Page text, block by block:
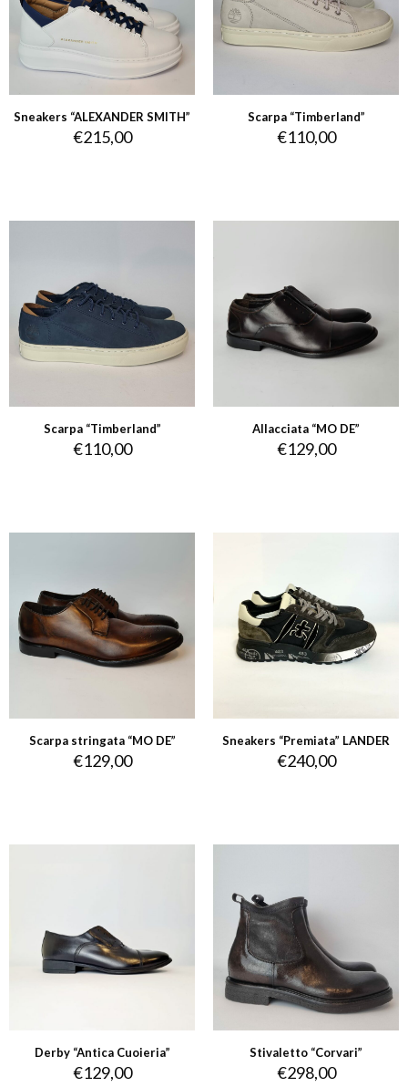
Sneakers “ALEXANDER SMITH”
€215,00
Scarpa “Timberland”
€110,00
Scarpa “Timberland”
€110,00
Allacciata “MO DE”
€129,00
Scarpa stringata “MO DE”
€129,00
Sneakers “Premiata” LANDER
€240,00
Derby “Antica Cuoieria”
€129,00
Stivaletto “Corvari”
€298,00